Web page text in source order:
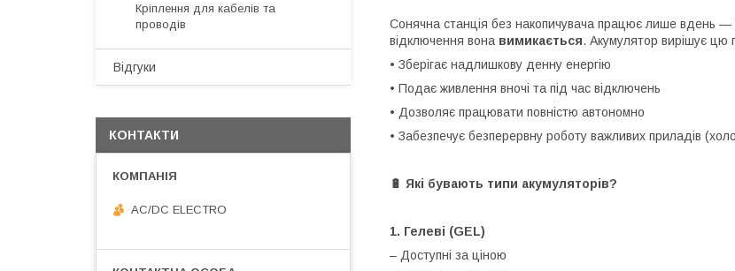
Сонячна станція без накопичувача працює лише вдень —
відключення вона вимикається. Акумулятор вирішує цю
• Зберігає надлишкову денну енергію
• Подає живлення вночі та під час відключень
• Дозволяє працювати повністю автономно
• Забезпечує безперервну роботу важливих приладів
🔋 Які бувають типи акумуляторів?
1. Гелеві (GEL)
– Доступні за ціною
Кріплення для кабелів та
проводів
Відгуки
КОНТАКТИ
AC/DC ELECTRO